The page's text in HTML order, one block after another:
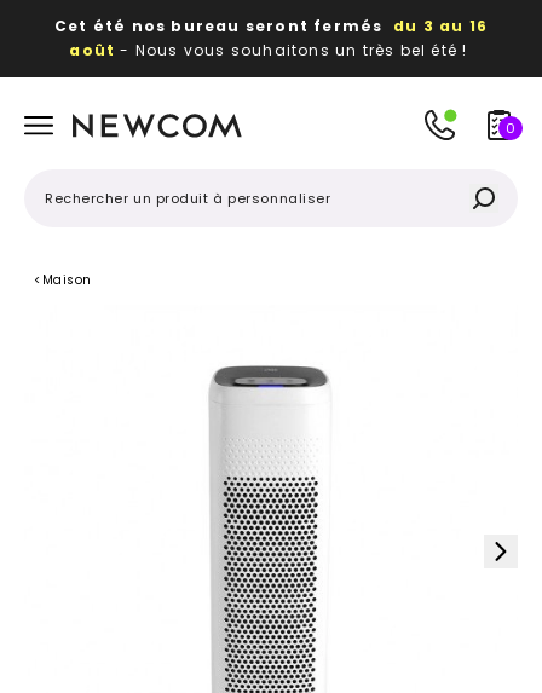
Cet été nos bureau seront fermés du 3 au 16
août - Nous vous souhaitons un très bel été !
publicitaires
0
< Maison